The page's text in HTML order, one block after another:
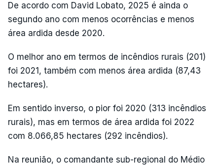
De acordo com David Lobato, 2025 é ainda o
segundo ano com menos ocorrências e menos
área ardida desde 2020.
O melhor ano em termos de incêndios rurais (201)
foi 2021, também com menos área ardida (87,43
hectares).
Em sentido inverso, o pior foi 2020 (313 incêndios
rurais), mas em termos de área ardida foi 2022
com 8.066,85 hectares (292 incêndios).
Na reunião, o comandante sub-regional do Médio